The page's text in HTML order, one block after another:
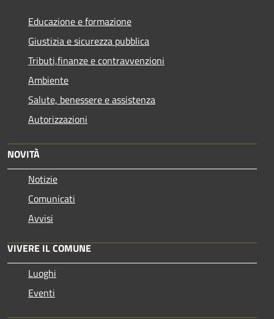
Educazione e formazione
Giustizia e sicurezza pubblica
Tributi,finanze e contravvenzioni
Ambiente
Salute, benessere e assistenza
Autorizzazioni
NOVITÀ
Notizie
Comunicati
Avvisi
VIVERE IL COMUNE
Luoghi
Eventi